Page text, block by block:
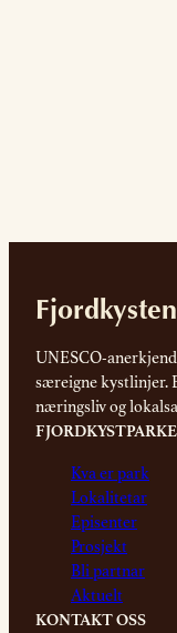
UNESCO-
særeigne kystlinjer.
næringsliv og
Kva er park
Lokalitetar
Episenter
Prosjekt
Bli partnar
Aktuelt
KONTAKT OSS